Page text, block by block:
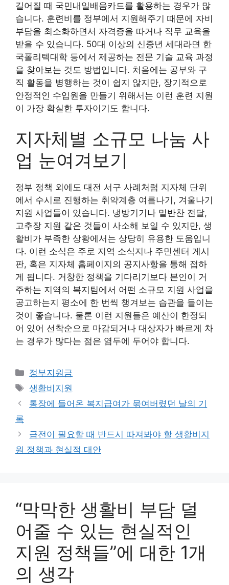
길어질 때 국민내일배움카드를 활용하는 경우가 많
습니다. 훈련비를 정부에서 지원해주기 때문에 자비
부담을 최소화하면서 자격증을 따거나 직무 교육을
받을 수 있습니다. 50대 이상의 신중년 세대라면 한
국폴리텍대학 등에서 제공하는 전문 기술 교육 과정
을 찾아보는 것도 방법입니다. 처음에는 공부와 구
직 활동을 병행하는 것이 쉽지 않지만, 장기적으로
안정적인 수입원을 만들기 위해서는 이런 훈련 지원
이 가장 확실한 투자이기도 합니다.
지자체별 소규모 나눔 사
업 눈여겨보기
정부 정책 외에도 대전 서구 사례처럼 지자체 단위
에서 수시로 진행하는 취약계층 여름나기, 겨울나기
지원 사업들이 있습니다. 냉방기기나 밑반찬 전달,
고추장 지원 같은 것들이 사소해 보일 수 있지만, 생
활비가 부족한 상황에서는 상당히 유용한 도움입니
다. 이런 소식은 주로 지역 소식지나 주민센터 게시
판, 혹은 지자체 홈페이지의 공지사항을 통해 접하
게 됩니다. 거창한 정책을 기다리기보다 본인이 거
주하는 지역의 복지팀에서 어떤 소규모 지원 사업을
공고하는지 평소에 한 번씩 챙겨보는 습관을 들이는
것이 좋습니다. 물론 이런 지원들은 예산이 한정되
어 있어 선착순으로 마감되거나 대상자가 빠르게 차
는 경우가 많다는 점은 염두에 두어야 합니다.
카
테
리
정부지원금
태
그
생활비지원
통장에 들어온 복지급여가 묶여버렸던 날의 기
록
급전이 필요할 때 반드시 따져봐야 할 생활비지
원 정책과 현실적 대안
“막막한 생활비 부담 덜
어줄 수 있는 현실적인
지원 정책들”에 대한 1개
의 생각